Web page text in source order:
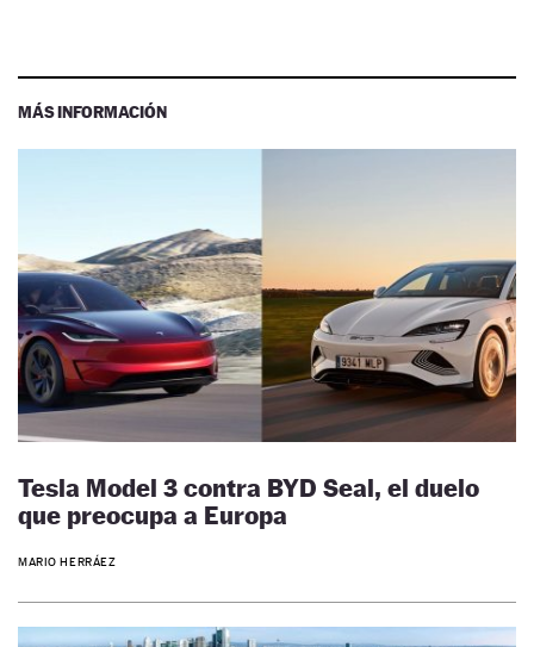
MÁS INFORMACIÓN
Tesla Model 3 contra BYD Seal, el duelo
que preocupa a Europa
MARIO HERRÁEZ